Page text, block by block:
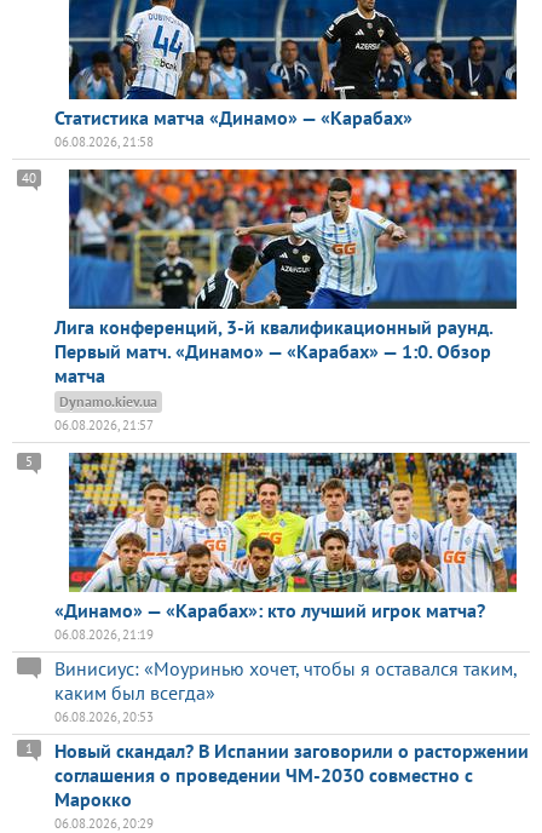
Статистика матча «Динамо» — «Карабах»
06.08.2026, 21:58
Лига конференций, 3-й квалификационный раунд.
Первый матч. «Динамо» — «Карабах» — 1:0. Обзор
матча
40
Dynamo.kiev.ua
06.08.2026, 21:57
«Динамо» — «Карабах»: кто лучший игрок матча?
5
06.08.2026, 21:19
Винисиус: «Моуринью хочет, чтобы я оставался таким,
каким был всегда»
06.08.2026, 20:53
Новый скандал? В Испании заговорили о расторжении
соглашения о проведении ЧМ-2030 совместно с
Марокко
1
06.08.2026, 20:29